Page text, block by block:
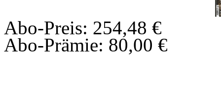
Abo-Preis: 254,48 €
Abo-Prämie: 80,00 €